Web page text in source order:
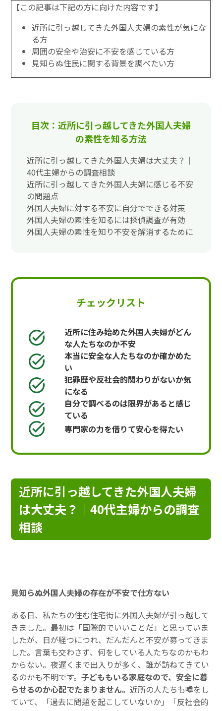
【この記事は下記の方に向けた内容です】
近所に引っ越してきた外国人夫婦の素性が気にな
る方
周囲の安全や治安に不安を感じている方
見知らぬ住民に関する背景を調べたい方
目次：近所に引っ越してきた外国人夫婦
の素性を知る方法
近所に引っ越してきた外国人夫婦は大丈夫？｜
40代主婦からの調査相談
近所に引っ越してきた外国人夫婦に感じる不安
の問題点
外国人夫婦に対する不安に自分でできる対策
外国人夫婦の素性を知るには探偵調査が有効
外国人夫婦の素性を知り不安を解消するために
チェックリスト
近所に住み始めた外国人夫婦がどん
な人たちなのか不安
本当に安全な人たちなのか確かめた
い
犯罪歴や反社会的関わりがないか気
になる
自分で調べるのは限界があると感じ
ている
専門家の力を借りて安心を得たい
近所に引っ越してきた外国人夫婦
は大丈夫？｜40代主婦からの調査
相談
見知らぬ外国人夫婦の存在が不安で仕方ない
ある日、私たちの住む住宅街に外国人夫婦が引っ越して
きました。最初は「国際的でいいことだ」と思っていま
したが、日が経つにつれ、だんだんと不安が募ってきま
した。言葉も交わさず、何をしている人たちなのかもわ
からない。夜遅くまで出入りが多く、誰が訪ねてきてい
るのかも不明です。子どももいる家庭なので、安全に暮
らせるのか心配でたまりません。近所の人たちも噂をし
ていて、「過去に問題を起こしていないか」「反社会的